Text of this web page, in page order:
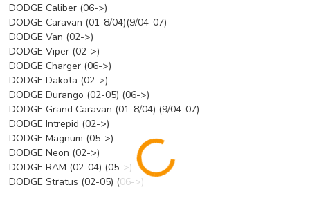
DODGE Caliber (06->)
DODGE Caravan (01-8/04)(9/04-07)
DODGE Van (02->)
DODGE Viper (02->)
DODGE Charger (06->)
DODGE Dakota (02->)
DODGE Durango (02-05) (06->)
DODGE Grand Caravan (01-8/04) (9/04-07)
DODGE Intrepid (02->)
DODGE Magnum (05->)
DODGE Neon (02->)
DODGE RAM (02-04) (05->)
DODGE Stratus (02-05) (06->)